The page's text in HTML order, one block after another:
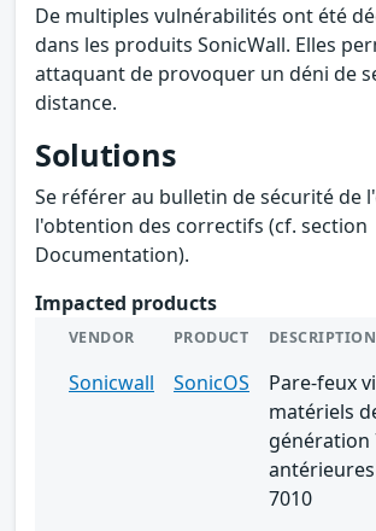
De multiples vulnérabilités ont été
dans les produits SonicWall. Elles
attaquant de provoquer un déni de
distance.
Solutions
Se référer au bulletin de sécurité de
l'obtention des correctifs (cf. section
Documentation).
Impacted products
VENDOR PRODUCT DESCRIPTION
Sonicwall SonicOS
Pare-feux
matériels
génération
antérieures
7010